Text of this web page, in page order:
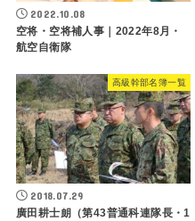
2022.10.08
空将・空将補人事｜2022年8月・
航空自衛隊
高級幹部名簿一覧
2018.07.29
廣田耕士朗（第43普通科連隊長・1